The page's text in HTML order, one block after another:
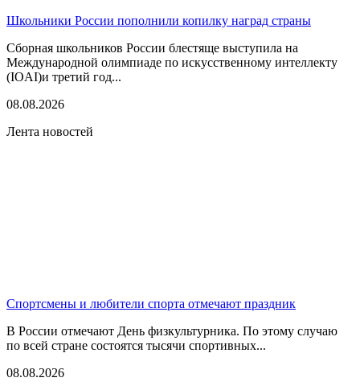
Школьники России пополнили копилку наград страны
Сборная школьников России блестяще выступила на
Международной олимпиаде по искусственному интеллекту
(IOAI)и третий год...
08.08.2026
Лента новостей
Спортсмены и любители спорта отмечают праздник
В России отмечают День физкультурника. По этому случаю
по всей стране состоятся тысячи спортивных...
08.08.2026